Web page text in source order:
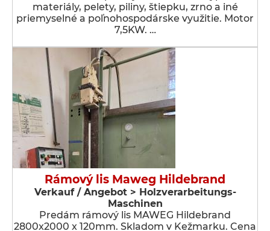
materiály, pelety, piliny, štiepku, zrno a iné
priemyselné a poľnohospodárske využitie. Motor
7,5KW. …
Rámový lis Maweg Hildebrand
Verkauf / Angebot > Holzverarbeitungs-
Maschinen
Predám rámový lis MAWEG Hildebrand
2800x2000 x 120mm. Skladom v Kežmarku. Cena